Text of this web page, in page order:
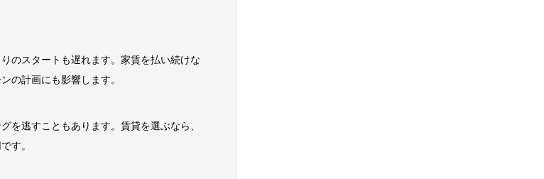
のスタートも遅れます。家賃を払い続けな
の計画にも影響します。
を逃すこともあります。賃貸を選ぶなら、
す。